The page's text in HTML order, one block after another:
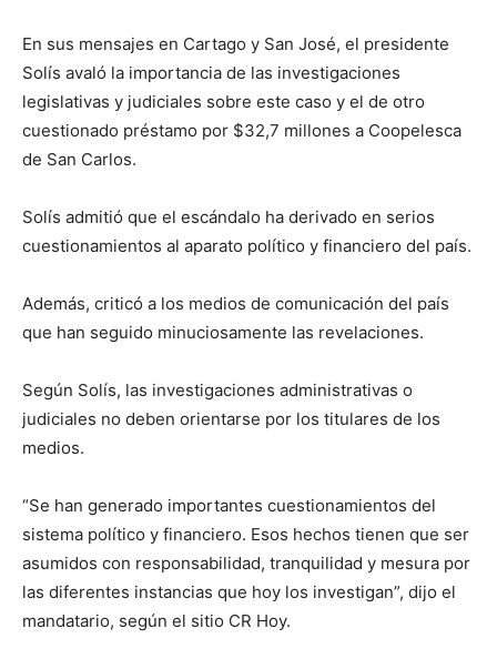
En sus mensajes en Cartago y San José, el presidente
Solís avaló la importancia de las investigaciones
legislativas y judiciales sobre este caso y el de otro
cuestionado préstamo por $32,7 millones a Coopelesca
de San Carlos.
Solís admitió que el escándalo ha derivado en serios
cuestionamientos al aparato político y financiero del país.
Además, criticó a los medios de comunicación del país
que han seguido minuciosamente las revelaciones.
Según Solís, las investigaciones administrativas o
judiciales no deben orientarse por los titulares de los
medios.
“Se han generado importantes cuestionamientos del
sistema político y financiero. Esos hechos tienen que ser
asumidos con responsabilidad, tranquilidad y mesura por
las diferentes instancias que hoy los investigan”, dijo el
mandatario, según el sitio CR Hoy.